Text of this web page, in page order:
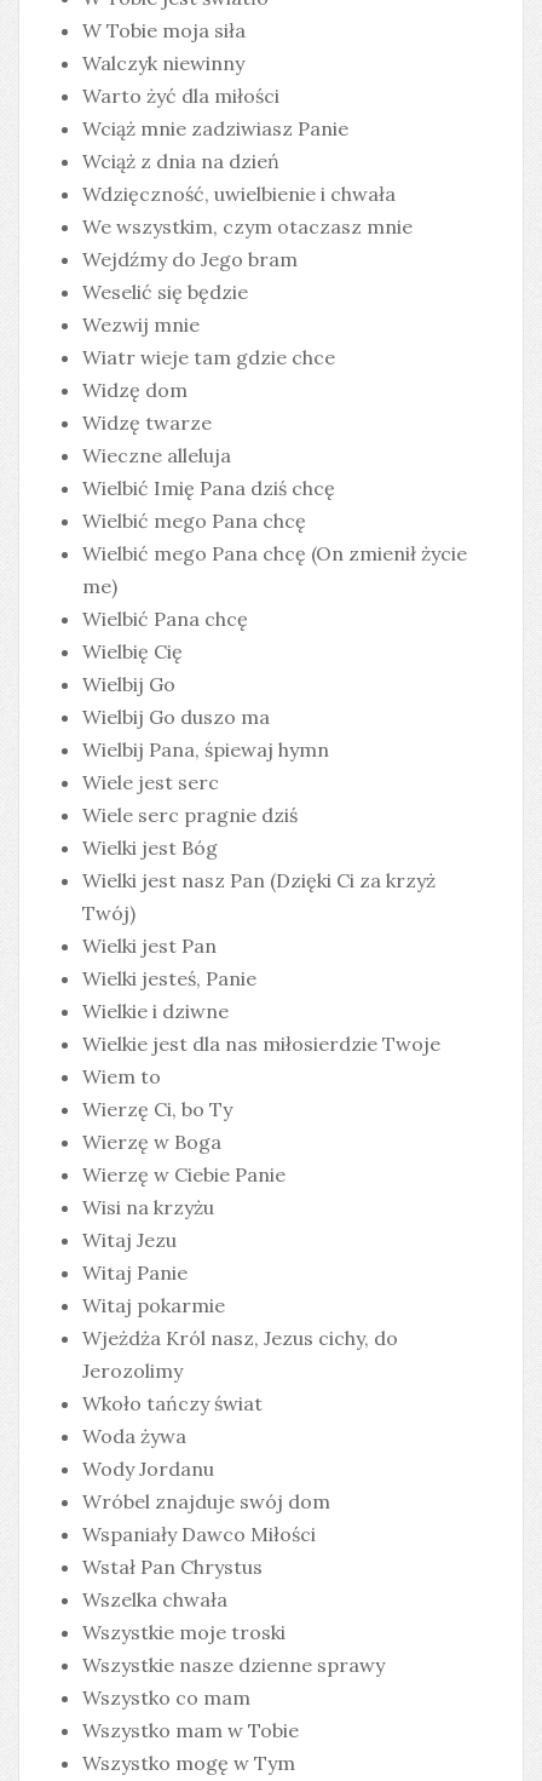
W Tobie moja siła
Walczyk niewinny
Warto żyć dla miłości
Wciąż mnie zadziwiasz Panie
Wciąż z dnia na dzień
Wdzięczność, uwielbienie i chwała
We wszystkim, czym otaczasz mnie
Wejdźmy do Jego bram
Weselić się będzie
Wezwij mnie
Wiatr wieje tam gdzie chce
Widzę dom
Widzę twarze
Wieczne alleluja
Wielbić Imię Pana dziś chcę
Wielbić mego Pana chcę
Wielbić mego Pana chcę (On zmienił życie
me)
Wielbić Pana chcę
Wielbię Cię
Wielbij Go
Wielbij Go duszo ma
Wielbij Pana, śpiewaj hymn
Wiele jest serc
Wiele serc pragnie dziś
Wielki jest Bóg
Wielki jest nasz Pan (Dzięki Ci za krzyż
Twój)
Wielki jest Pan
Wielki jesteś, Panie
Wielkie i dziwne
Wielkie jest dla nas miłosierdzie Twoje
Wiem to
Wierzę Ci, bo Ty
Wierzę w Boga
Wierzę w Ciebie Panie
Wisi na krzyżu
Witaj Jezu
Witaj Panie
Witaj pokarmie
Wjeżdża Król nasz, Jezus cichy, do
Jerozolimy
Wkoło tańczy świat
Woda żywa
Wody Jordanu
Wróbel znajduje swój dom
Wspaniały Dawco Miłości
Wstał Pan Chrystus
Wszelka chwała
Wszystkie moje troski
Wszystkie nasze dzienne sprawy
Wszystko co mam
Wszystko mam w Tobie
Wszystko mogę w Tym